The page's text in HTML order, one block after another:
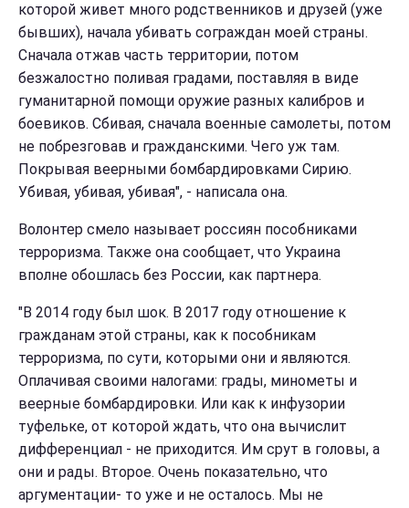
которой живет много родственников и друзей (уже
бывших), начала убивать сограждан моей страны.
Сначала отжав часть территории, потом
безжалостно поливая градами, поставляя в виде
гуманитарной помощи оружие разных калибров и
боевиков. Сбивая, сначала военные самолеты, потом
не побрезговав и гражданскими. Чего уж там.
Покрывая веерными бомбардировками Сирию.
Убивая, убивая, убивая", - написала она.
Волонтер смело называет россиян пособниками
терроризма. Также она сообщает, что Украина
вполне обошлась без России, как партнера.
"В 2014 году был шок. В 2017 году отношение к
гражданам этой страны, как к пособникам
терроризма, по сути, которыми они и являются.
Оплачивая своими налогами: грады, минометы и
веерные бомбардировки. Или как к инфузории
туфельке, от которой ждать, что она вычислит
дифференциал - не приходится. Им срут в головы, а
они и рады. Второе. Очень показательно, что
аргументации- то уже и не осталось. Мы не